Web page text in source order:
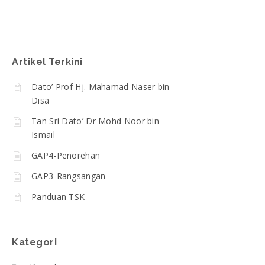
Artikel Terkini
Dato’ Prof Hj. Mahamad Naser bin
Disa
Tan Sri Dato’ Dr Mohd Noor bin
Ismail
GAP4-Penorehan
GAP3-Rangsangan
Panduan TSK
Kategori